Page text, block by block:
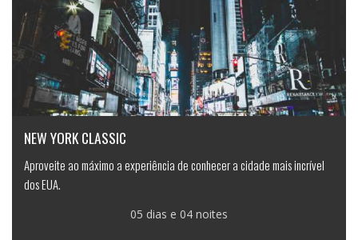
NEW YORK CLASSIC
Aproveite ao máximo a experiência de conhecer a cidade mais incrível
dos EUA.
05 dias e 04 noites